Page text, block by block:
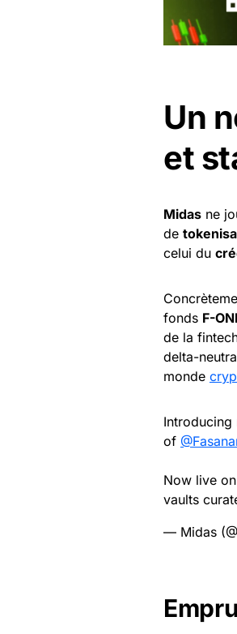
Un
et
Midas ne
de
celui du
fonds F-
de la
delta-
monde
Introducing
of
Now live on
vaults
— Midas